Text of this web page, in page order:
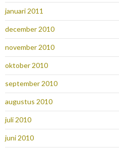
januari 2011
december 2010
november 2010
oktober 2010
september 2010
augustus 2010
juli 2010
juni 2010